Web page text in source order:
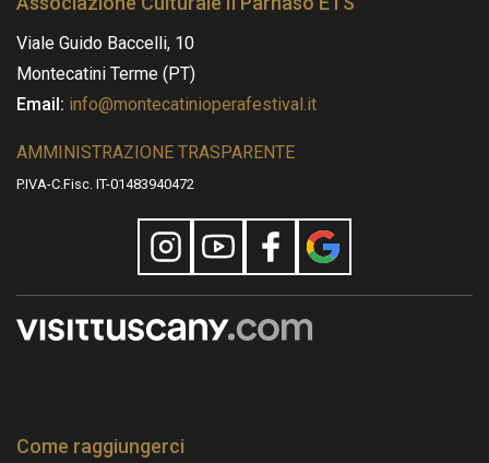
Viale Guido Baccelli, 10
Montecatini Terme (PT)
Email: info@montecatinioperafestival.it
AMMINISTRAZIONE TRASPARENTE
P.IVA-C.Fisc. IT-01483940472
Come raggiungerci